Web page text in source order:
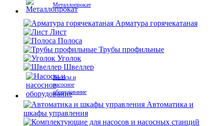
Металлопрокат
Арматура горячекатаная
Лист
Полоса
Трубы профильные
Уголок
Швеллер
Насосы и
насосное
оборудование
Автоматика и
шкафы управления